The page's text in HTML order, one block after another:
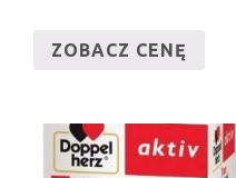
ZOBACZ CENĘ